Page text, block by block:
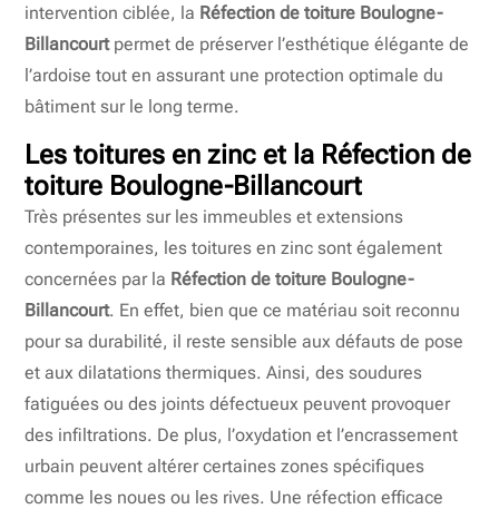
intervention ciblée, la Réfection de toiture Boulogne-
Billancourtpermet de préserver l’esthétique élégante de
l’ardoise tout en assurant une protection optimale du
bâtiment sur le long terme.
Les toitures en zinc et la Réfection de
toiture Boulogne-Billancourt
Très présentes sur les immeubles et extensions
contemporaines, les toitures en zinc sont également
concernées par la Réfection de toiture Boulogne-
Billancourt. En effet, bien que ce matériau soit reconnu
pour sa durabilité, il reste sensible aux défauts de pose
et aux dilatations thermiques. Ainsi, des soudures
fatiguées ou des joints défectueux peuvent provoquer
des infiltrations. De plus, l’oxydation et l’encrassement
urbain peuvent altérer certaines zones spécifiques
comme les noues ou les rives. Une réfection efficace